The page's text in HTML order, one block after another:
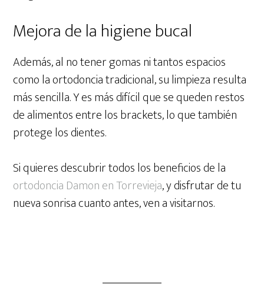
Mejora de la higiene bucal
Además, al no tener gomas ni tantos espacios
como la ortodoncia tradicional, su limpieza resulta
más sencilla. Y es más difícil que se queden restos
de alimentos entre los brackets, lo que también
protege los dientes.
Si quieres descubrir todos los beneficios de la
ortodoncia Damon en Torrevieja, y disfrutar de tu
nueva sonrisa cuanto antes, ven a visitarnos.